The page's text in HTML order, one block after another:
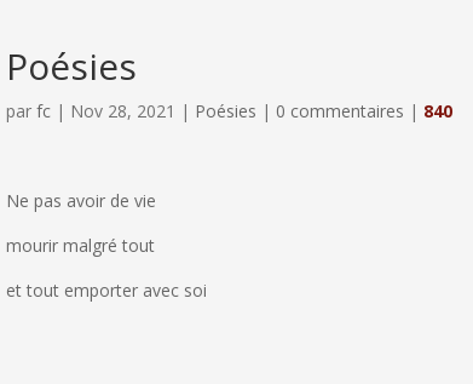
Poésies
par fc| Nov 28, 2021 | Poésies | 0 commentaires | 840
Ne pas avoir de vie
mourir malgré tout
et tout emporter avec soi